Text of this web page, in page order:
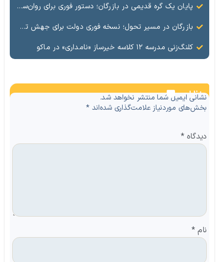
پایان یک گره قدیمی در بازرگان؛ دستور فوری برای روان‌سازی تردد در مرز
بازرگان در مسیر تحول؛ نسخه فوری دولت برای جهش تجارت در دروازه اروپا
کلنگ‌زنی مدرسه ۱۲ کلاسه خیرساز «نامداری» در ماکو
نظرات
نشانی ایمیل شما منتشر نخواهد شد.
بخش‌های موردنیاز علامت‌گذاری شده‌اند*
دیدگاه*
نام *